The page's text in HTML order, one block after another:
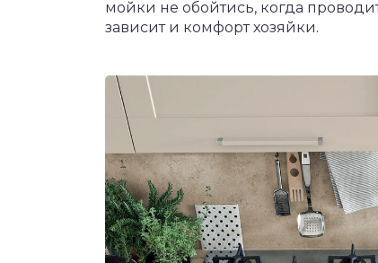
мойки не обойтись, когда
зависит и комфорт хозяйки.